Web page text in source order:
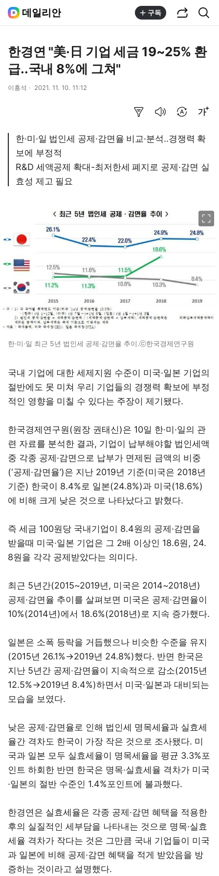
데일리안 구독
한경연 "美·日 기업 세금 19~25% 환
급..국내 8%에 그쳐"
이홍석 2021. 11. 10. 11:12
한·미·일 법인세 공제·감면율 비교·분석..경쟁력 확
보에 부정적
R&D 세액공제 확대-최저한세 폐지로 공제·감면 실
효성 제고 필요
한·미·일 최근 5년 법인세 공제·감면율 추이.ⓒ한국경제연구원
국내 기업에 대한 세제지원 수준이 미국·일본 기업의
절반에도 못 미쳐 우리 기업들의 경쟁력 확보에 부정
적인 영향을 미칠 수 있다는 주장이 제기됐다.
한국경제연구원(원장 권태신)은 10일 한·미·일의 관
련 자료를 분석한 결과, 기업이 납부해야할 법인세액
중 각종 공제·감면으로 납부가 면제된 금액의 비중
(‘공제·감면율’)은 지난 2019년 기준(미국은 2018년
기준) 한국이 8.4%로 일본(24.8%)과 미국(18.6%)
에 비해 크게 낮은 것으로 나타났다고 밝혔다.
즉 세금 100원당 국내기업이 8.4원의 공제·감면을
받을때 미국·일본 기업은 그 2배 이상인 18.6원, 24.
8원을 각각 공제받았다는 의미다.
최근 5년간(2015~2019년, 미국은 2014~2018년)
공제·감면율 추이를 살펴보면 미국은 공제·감면율이
10%(2014년)에서 18.6%(2018년)로 지속 증가했다.
일본은 소폭 등락을 거듭했으나 비슷한 수준을 유지
(2015년 26.1%→2019년 24.8%)했다. 반면 한국은
지난 5년간 공제·감면율이 지속적으로 감소(2015년
12.5%→2019년 8.4%)하면서 미국·일본과 대비되는
모습을 보였다.
낮은 공제·감면율로 인해 법인세 명목세율과 실효세
율간 격차도 한국이 가장 작은 것으로 조사됐다. 미
국과 일본 모두 실효세율이 명목세율을 평균 3.3%포
인트 하회한 반면 한국은 명목·실효세율 격차가 미국
·일본의 절반 수준인 1.4%포인트에 불과했다.
한경연은 실효세율은 각종 공제·감면 혜택을 적용한
후의 실질적인 세부담을 나타내는 것으로 명목·실효
세율 격차가 작다는 것은 그만큼 국내 기업들이 미국
과 일본에 비해 공제·감면 혜택을 적게 받았음을 방
증하는 것이라고 설명했다.